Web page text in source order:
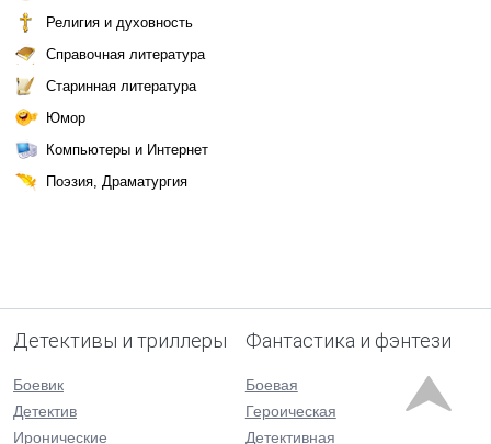
Религия и духовность
Справочная литература
Старинная литература
Юмор
Компьютеры и Интернет
Поэзия, Драматургия
Детективы и триллеры
Боевик
Детектив
Иронические
Фантастика и фэнтези
Боевая
Героическая
Детективная